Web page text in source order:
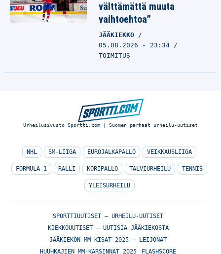
välttämättä muuta
vaihtoehtoa”
JÄÄKIEKKO
05.08.2026 - 23:34
TOIMITUS
Urheilusivusto Sportti.com | Suomen parhaat urheilu-uutiset
NHL SM-LIIGA EUROJALKAPALLO VEIKKAUSLIIGA
FORMULA 1 RALLI KORIPALLO TALVIURHEILU TENNIS
YLEISURHEILU
SPORTTIUUTISET – URHEILU-UUTISET
KIEKKOUUTISET – UUTISIA JÄÄKIEKOSTA
JÄÄKIEKON MM-KISAT 2025 – LEIJONAT
HUUHKAJIEN MM-KARSINNAT 2025
FLASHSCORE